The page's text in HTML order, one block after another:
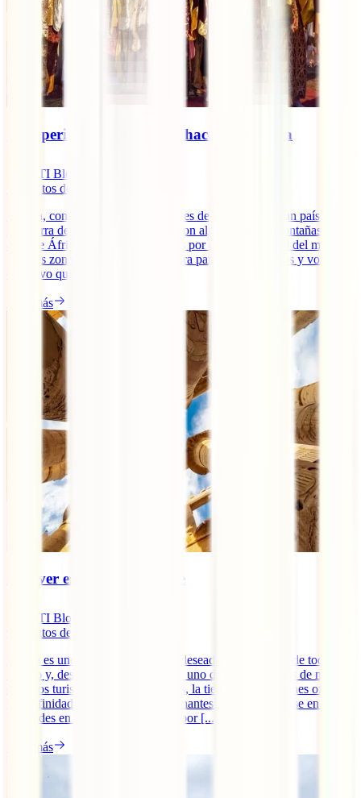
10 experiencias únicas que hacer en Etiopía
IATI Blog
minutos de lectura
Etiopía, con sus más de 100 millones de habitantes, es un país con
una tierra de contrastes naturales, con algunas de las montañas más
altas de África y a la vez con zonas por debajo del nivel del mar,
grandes zonas de cafetales y por otra parte lugares áridos y volcanes
en activo que quitan [...]
Leer más
Qué ver en Luxor por libre
IATI Blog
minutos de lectura
Egipto es uno de los destinos más deseados por viajeros de todo el
mundo y, desde hace unos años, es uno de los países más de moda
entre los turistas. No es para menos, la tierra de los faraones ofrece
una infinidad de experiencias fascinantes: desde adentrarse en las
pirámides en Guiza hasta navegar por [...]
Leer más